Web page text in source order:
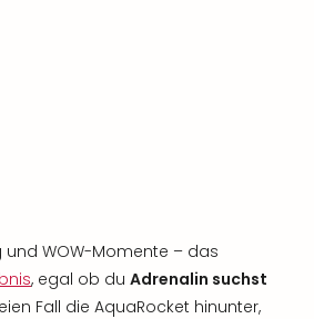
und WOW-Momente – das
, egal ob du Adrenalin suchst
Fall die AquaRocket hinunter,